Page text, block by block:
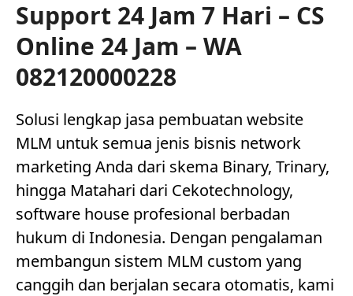
Support 24 Jam 7 Hari – CS
Online 24 Jam – WA
082120000228
Solusi lengkap jasa pembuatan website
MLM untuk semua jenis bisnis network
marketing Anda dari skema Binary, Trinary,
hingga Matahari dari Cekotechnology,
software house profesional berbadan
hukum di Indonesia. Dengan pengalaman
membangun sistem MLM custom yang
canggih dan berjalan secara otomatis, kami